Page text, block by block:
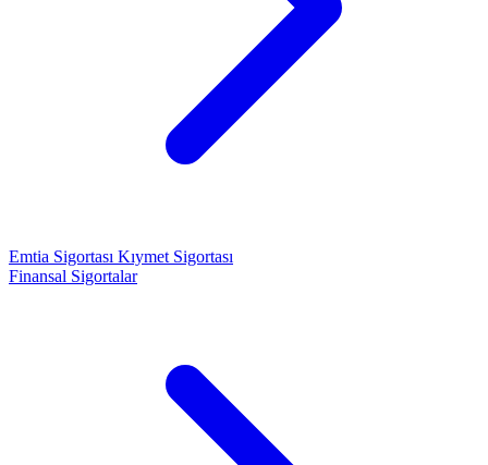
Emtia Sigortası Kıymet Sigortası
Finansal Sigortalar